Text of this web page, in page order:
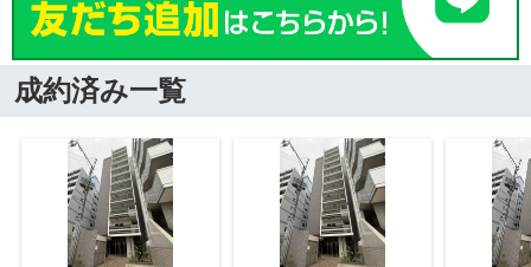
成約済み一覧